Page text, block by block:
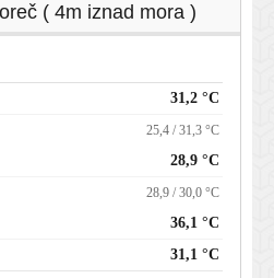
( 4m iznad mora )
31,2 °C
25,4 / 31,3 °C
28,9 °C
28,9 / 30,0 °C
36,1 °C
31,1 °C